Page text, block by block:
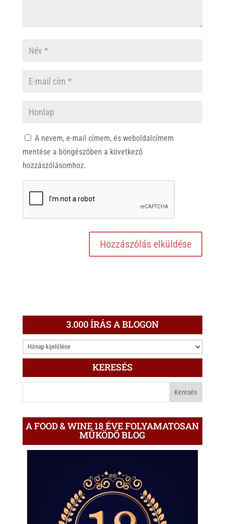
A nevem, e-mail címem, és weboldalcímem
mentése a böngészőben a következő
hozzászólásomhoz.
3.000 ÍRÁS A BLOGON
3.000
ÍRÁS
KERESÉS
A FOOD & WINE 18 ÉVE FOLYAMATOSAN
MŰKÖDŐ BLOG